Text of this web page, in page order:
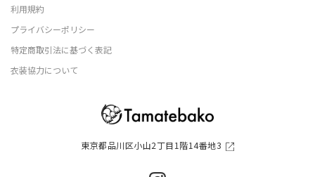
東京都品川区小山2丁目1階14番地3
利用規約
プライバシーポリシー
特定商取引法に基づく表記
衣装協力について